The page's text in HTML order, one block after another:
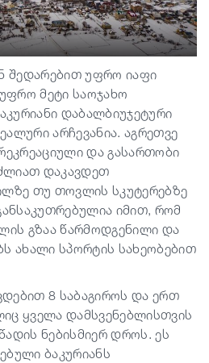
შედარებით უფრო იაფი
მეტი საოჯახო
დაბალბიუჯეტური
არჩევანია. აგრეთვე
და გასართობი
დაკავდეთ
თუ თოვლის სკუტერებზე
იმით, რომ
გზაა წარმოდგენილი და
ახალი სპორტის სახეობებით
8 საბაგიროს და ერთ
ყველა დამსვენებლისთვის
ნებისმიერ დროს. ეს
ბაკურიანს